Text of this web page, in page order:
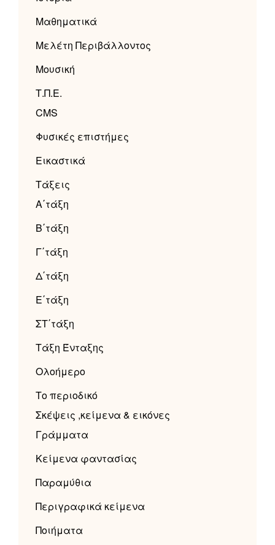
Μαθηματικά
Μελέτη Περιβάλλοντος
Μουσική
Τ.Π.Ε.
CMS
Φυσικές επιστήμες
Εικαστικά
Τάξεις
Α΄τάξη
Β΄τάξη
Γ΄τάξη
Δ΄τάξη
Ε΄τάξη
ΣΤ΄τάξη
Τάξη Ένταξης
Ολοήμερο
Το περιοδικό
Σκέψεις ,κείμενα & εικόνες
Γράμματα
Κείμενα φαντασίας
Παραμύθια
Περιγραφικά κείμενα
Ποιήματα